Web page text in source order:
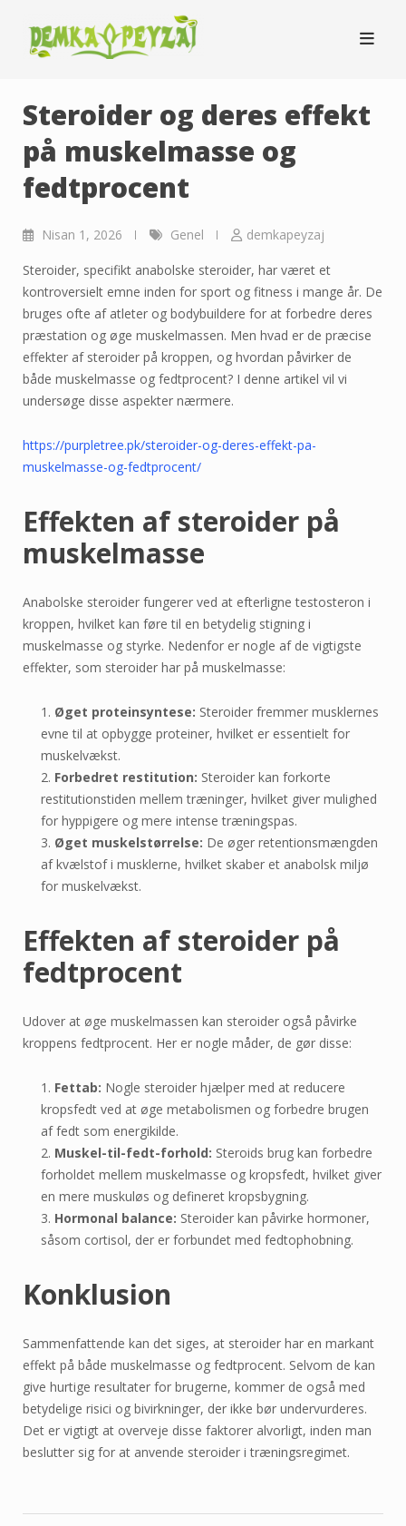
content
Steroider og deres effekt
på muskelmasse og
fedtprocent
Nisan 1, 2026 Genel demkapeyzaj
Steroider, specifikt anabolske steroider, har været et
kontroversielt emne inden for sport og fitness i mange år. De
bruges ofte af atleter og bodybuildere for at forbedre deres
præstation og øge muskelmassen. Men hvad er de præcise
effekter af steroider på kroppen, og hvordan påvirker de
både muskelmasse og fedtprocent? I denne artikel vil vi
undersøge disse aspekter nærmere.
https://purpletree.pk/steroider-og-deres-effekt-pa-
muskelmasse-og-fedtprocent/
Effekten af steroider på
muskelmasse
Anabolske steroider fungerer ved at efterligne testosteron i
kroppen, hvilket kan føre til en betydelig stigning i
muskelmasse og styrke. Nedenfor er nogle af de vigtigste
effekter, som steroider har på muskelmasse:
Øget proteinsyntese: Steroider fremmer musklernes
evne til at opbygge proteiner, hvilket er essentielt for
muskelvækst.
Forbedret restitution: Steroider kan forkorte
restitutionstiden mellem træninger, hvilket giver mulighed
for hyppigere og mere intense træningspas.
Øget muskelstørrelse: De øger retentionsmængden
af kvælstof i musklerne, hvilket skaber et anabolsk miljø
for muskelvækst.
Effekten af steroider på
fedtprocent
Udover at øge muskelmassen kan steroider også påvirke
kroppens fedtprocent. Her er nogle måder, de gør disse:
Fettab: Nogle steroider hjælper med at reducere
kropsfedt ved at øge metabolismen og forbedre brugen
af fedt som energikilde.
Muskel-til-fedt-forhold: Steroids brug kan forbedre
forholdet mellem muskelmasse og kropsfedt, hvilket giver
en mere muskuløs og defineret kropsbygning.
Hormonal balance: Steroider kan påvirke hormoner,
såsom cortisol, der er forbundet med fedtophobning.
Konklusion
Sammenfattende kan det siges, at steroider har en markant
effekt på både muskelmasse og fedtprocent. Selvom de kan
give hurtige resultater for brugerne, kommer de også med
betydelige risici og bivirkninger, der ikke bør undervurderes.
Det er vigtigt at overveje disse faktorer alvorligt, inden man
beslutter sig for at anvende steroider i træningsregimet.